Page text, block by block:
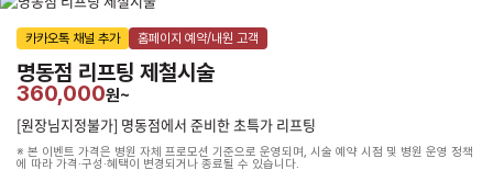
카카오톡 채널 추가 홈페이지 예약/내원 고객
명동점 리프팅 제철시술
360,000원~
[원장님지정불가] 명동점에서 준비한 초특가 리프팅
※ 본 이벤트 가격은 병원 자체 프로모션 기준으로 운영되며, 시술 예약 시점 및 병원 운영 정책
에 따라 가격·구성·혜택이 변경되거나 종료될 수 있습니다.